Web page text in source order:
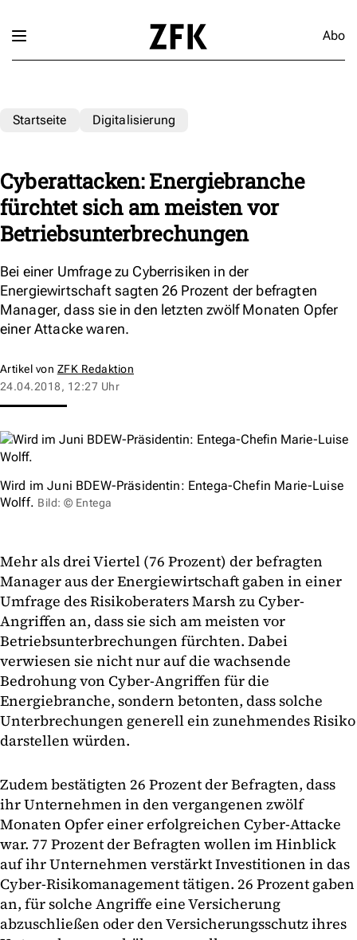
Abo
Startseite Digitalisierung
Cyberattacken: Energiebranche
fürchtet sich am meisten vor
Betriebsunterbrechungen
Bei einer Umfrage zu Cyberrisiken in der
Energiewirtschaft sagten 26 Prozent der befragten
Manager, dass sie in den letzten zwölf Monaten Opfer
einer Attacke waren.
Artikel von ZFK Redaktion
24.04.2018, 12:27 Uhr
Wird im Juni BDEW-Präsidentin: Entega-Chefin Marie-Luise
Wolff. Bild: © Entega
Mehr als drei Viertel (76 Prozent) der befragten
Manager aus der Energiewirtschaft gaben in einer
Umfrage des Risikoberaters Marsh zu Cyber-
Angriffen an, dass sie sich am meisten vor
Betriebsunterbrechungen fürchten. Dabei
verwiesen sie nicht nur auf die wachsende
Bedrohung von Cyber-Angriffen für die
Energiebranche, sondern betonten, dass solche
Unterbrechungen generell ein zunehmendes Risiko
darstellen würden.
Zudem bestätigten 26 Prozent der Befragten, dass
ihr Unternehmen in den vergangenen zwölf
Monaten Opfer einer erfolgreichen Cyber-Attacke
war. 77 Prozent der Befragten wollen im Hinblick
auf ihr Unternehmen verstärkt Investitionen in das
Cyber-Risikomanagement tätigen. 26 Prozent gaben
an, für solche Angriffe eine Versicherung
abzuschließen oder den Versicherungsschutz ihres